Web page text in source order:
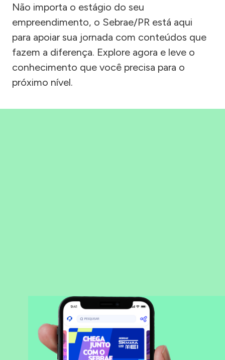
Não importa o estágio do seu
empreendimento, o Sebrae/PR está aqui
para apoiar sua jornada com conteúdos que
fazem a diferença. Explore agora e leve o
conhecimento que você precisa para o
próximo nível.